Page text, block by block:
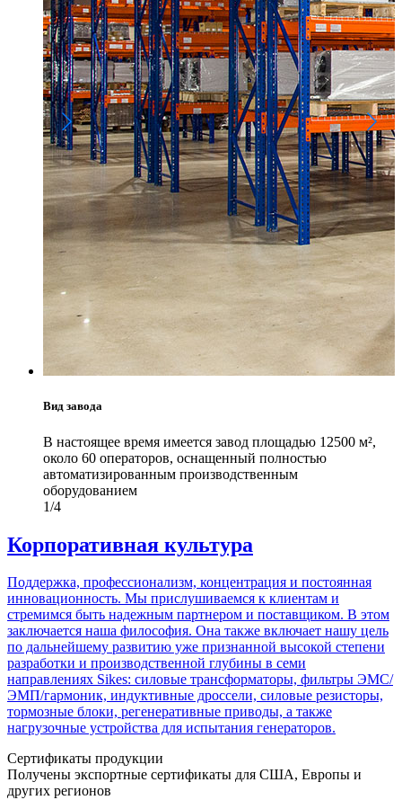
Вид завода
В настоящее время имеется завод площадью 12500 м²,
около 60 операторов, оснащенный полностью
автоматизированным производственным
оборудованием
1/4
Корпоративная культура
Поддержка, профессионализм, концентрация и постоянная
инновационность. Мы прислушиваемся к клиентам и
стремимся быть надежным партнером и поставщиком. В этом
заключается наша философия. Она также включает нашу цель
по дальнейшему развитию уже признанной высокой степени
разработки и производственной глубины в семи
направлениях Sikes: силовые трансформаторы, фильтры ЭМС/
ЭМП/гармоник, индуктивные дроссели, силовые резисторы,
тормозные блоки, регенеративные приводы, а также
нагрузочные устройства для испытания генераторов.
Сертификаты продукции
Получены экспортные сертификаты для США, Европы и
других регионов